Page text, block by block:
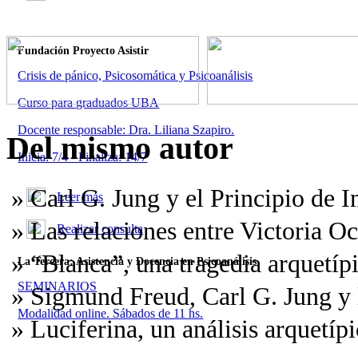
Fundación Proyecto Asistir
Crisis de pánico, Psicosomática y Psicoanálisis
Curso para graduados UBA
Docente responsable: Dra. Liliana Szapiro.
Inicia: 7/4 - Finaliza: 14/7
Leer más
Realizar consulta
La Tercera: Asistencia y Docencia en Psicoanálisis
SEMINARIOS
Modalidad online. Sábados de 11 hs.
Del mismo autor
» Carl G. Jung y el Principio de
» Las relaciones entre Victoria
» “Blanca”, una tragedia
» Sigmund Freud, Carl G. Jung y
» Luciferina, un análisis